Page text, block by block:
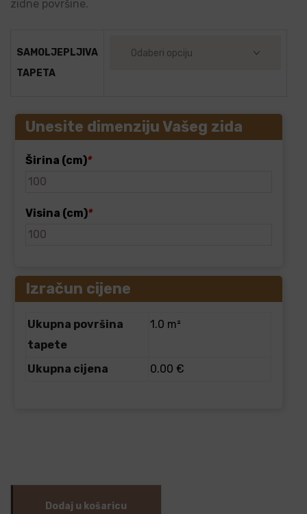
zidne površine.
SAMOLJEPLJIVA
TAPETA
Unesite dimenziju Vašeg zida
Širina (cm)*
Visina (cm)*
Izračun cijene
Ukupna površina
tapete
1.0 m²
Ukupna cijena 0.00 €
Dodaj u košaricu